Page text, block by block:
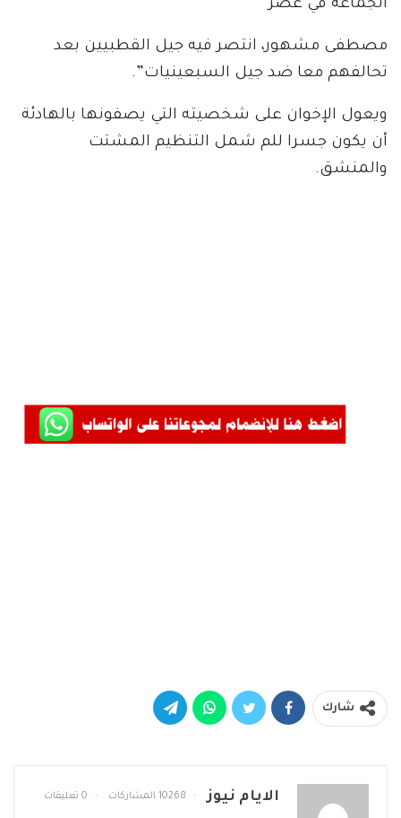
الجماعة في عصر
مصطفى مشهور، انتصر فيه جيل القطبيين بعد
تحالفهم معا ضد جيل السبعينيات”.
ويعول الإخوان على شخصيته التي يصفونها بالهادئة
أن يكون جسرا للم شمل التنظيم المشتت
والمنشق.
شارك
الايام نيوز 10268 المشاركات 0 تعليقات